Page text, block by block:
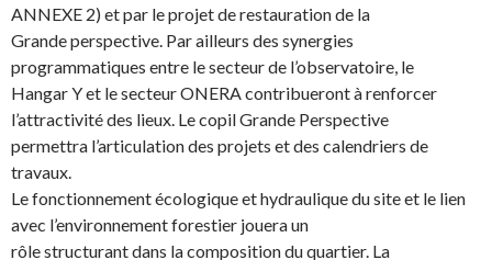
ANNEXE 2) et par le projet de restauration de la
Grande perspective. Par ailleurs des synergies
programmatiques entre le secteur de l’observatoire, le
Hangar Y et le secteur ONERA contribueront à renforcer
l’attractivité des lieux. Le copil Grande Perspective
permettra l’articulation des projets et des calendriers de
travaux.
Le fonctionnement écologique et hydraulique du site et le lien
avec l’environnement forestier jouera un
rôle structurant dans la composition du quartier. La